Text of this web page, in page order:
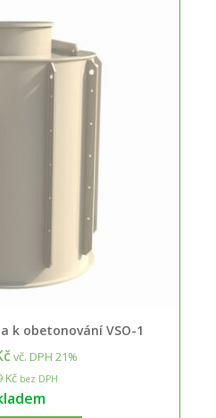
k obetonování VSO-1
vč. DPH 21%
Kčbez DPH